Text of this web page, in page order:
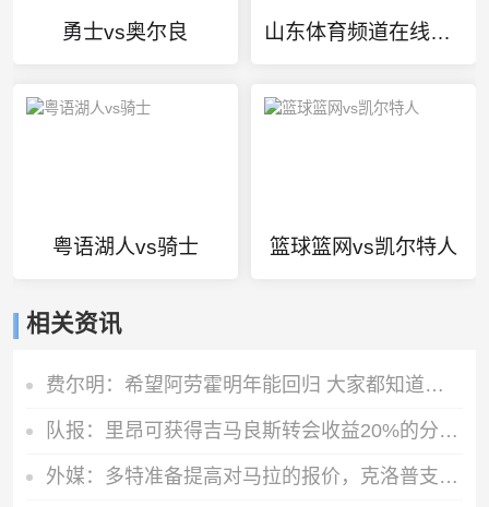
勇士vs奥尔良 山东体育频道在线直播
粤语湖人vs骑士 篮球篮网vs凯尔特人
相关资讯
费尔明：希望阿劳霍明年能回归 大家都知道罗德里是非凡的球员
队报：里昂可获得吉马良斯转会收益20%的分成，大约为750万欧元
外媒：多特准备提高对马拉的报价，克洛普支持这桩转会